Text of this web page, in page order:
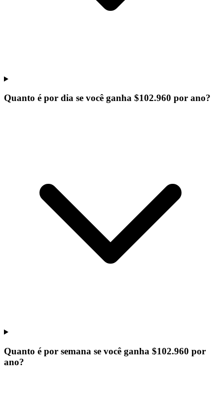
Quanto é por dia se você ganha $102.960 por ano?
Quanto é por semana se você ganha $102.960 por
ano?